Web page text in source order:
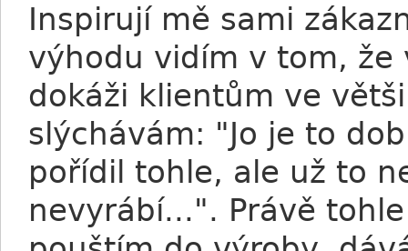
Inspirují mě sami
výhodu vidím v tom,
dokáži klientům ve
slýchávám: "Jo je to
pořídil tohle, ale už to
nevyrábí...". Právě